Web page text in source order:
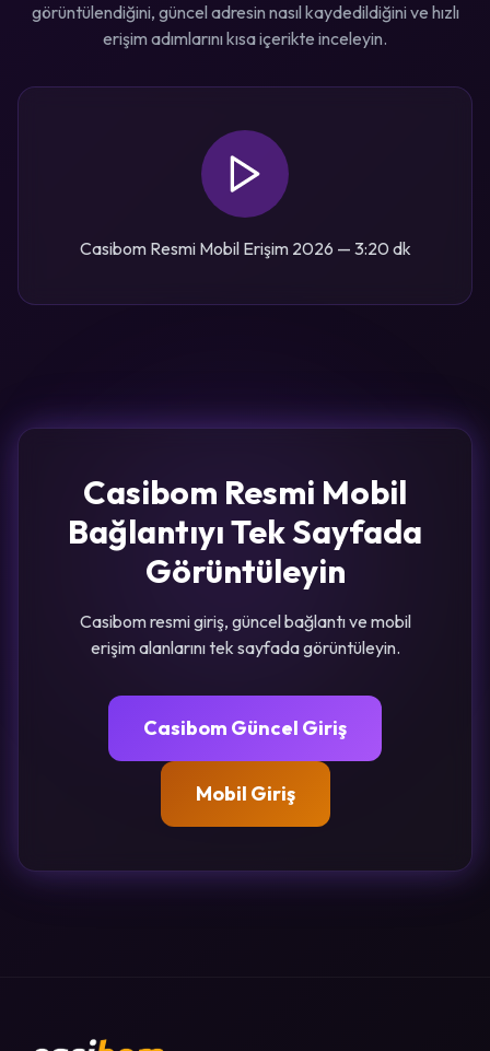
görüntülendiğini, güncel adresin nasıl kaydedildiğini ve hızlı
erişim adımlarını kısa içerikte inceleyin.
Casibom Resmi Mobil Erişim 2026 — 3:20 dk
Casibom Resmi Mobil
Bağlantıyı Tek Sayfada
Görüntüleyin
Casibom resmi giriş, güncel bağlantı ve mobil
erişim alanlarını tek sayfada görüntüleyin.
Casibom Güncel Giriş
Mobil Giriş